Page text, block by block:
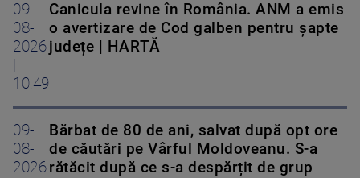
09-
08-
2026
10:49
Canicula revine în România. ANM a emis
o avertizare de Cod galben pentru șapte
județe | HARTĂ
09-
08-
2026
Bărbat de 80 de ani, salvat după opt ore
de căutări pe Vârful Moldoveanu. S-a
rătăcit după ce s-a despărțit de grup